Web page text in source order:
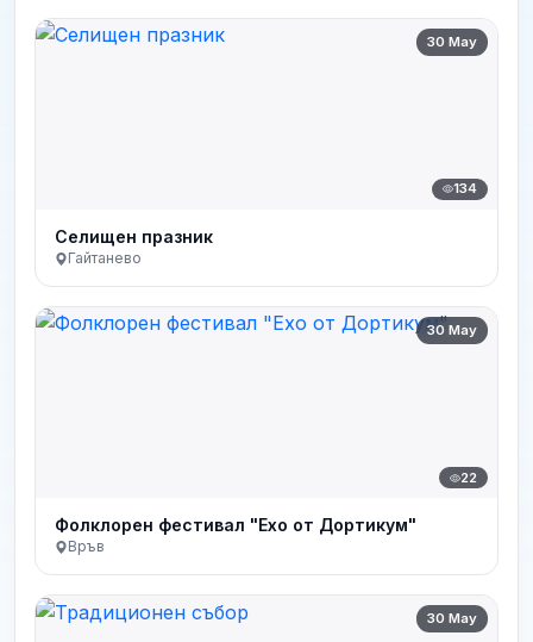
30 May
134
Селищен празник
Гайтанево
30 May
22
Фолклорен фестивал "Ехо от Дортикум"
Връв
30 May